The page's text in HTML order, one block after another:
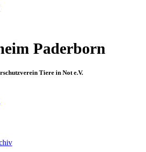
Paderborn
Tiere in Not e.V.